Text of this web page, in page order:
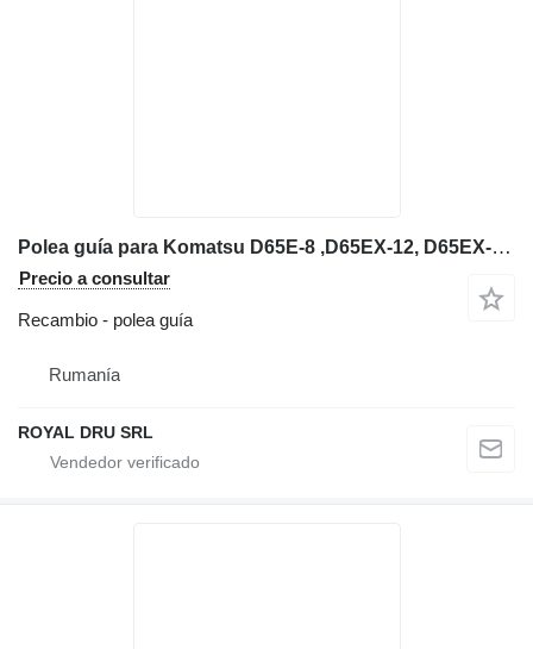
Polea guía para Komatsu D65E-8 ,D65EX-12, D65EX-15, D65P-12, D65P-7 ,D65P-8 bulldozer
Precio a consultar
Recambio - polea guía
Rumanía
ROYAL DRU SRL